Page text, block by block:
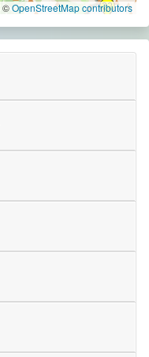
©OpenStreetMap contributors